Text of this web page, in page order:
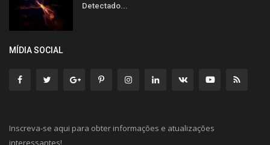
Detectado...
MÍDIA SOCIAL
Inscreva-se aqui para obter informações e atualizações
interessantes!